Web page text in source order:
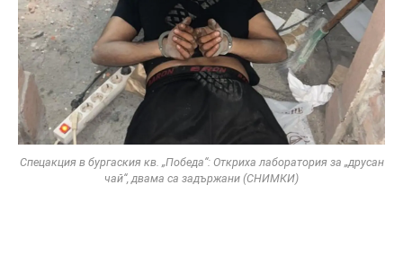
Спецакция в бургаския кв. „Победа“: Откриха лаборатория за „друсан
чай“, двама са задържани (СНИМКИ)